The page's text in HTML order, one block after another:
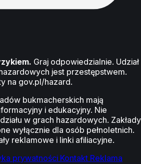
Graj odpowiedzialnie. Udział
jest przestępstwem.
na gov.pl/hazard.
bukmacherskich mają
i edukacyjny. Nie
w grach hazardowych. Zakłady
wyłącznie dla osób pełnoletnich.
reklamowe i linki afiliacyjne.
prywatności Kontakt Reklama